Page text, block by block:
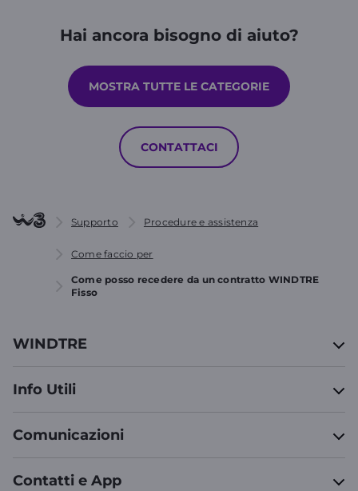
Hai ancora bisogno di aiuto?
MOSTRA TUTTE LE CATEGORIE
CONTATTACI
Supporto Procedure e assistenza
Come faccio per
Come posso recedere da un contratto WINDTRE
Fisso
WINDTRE
Info Utili
Comunicazioni
Contatti e App